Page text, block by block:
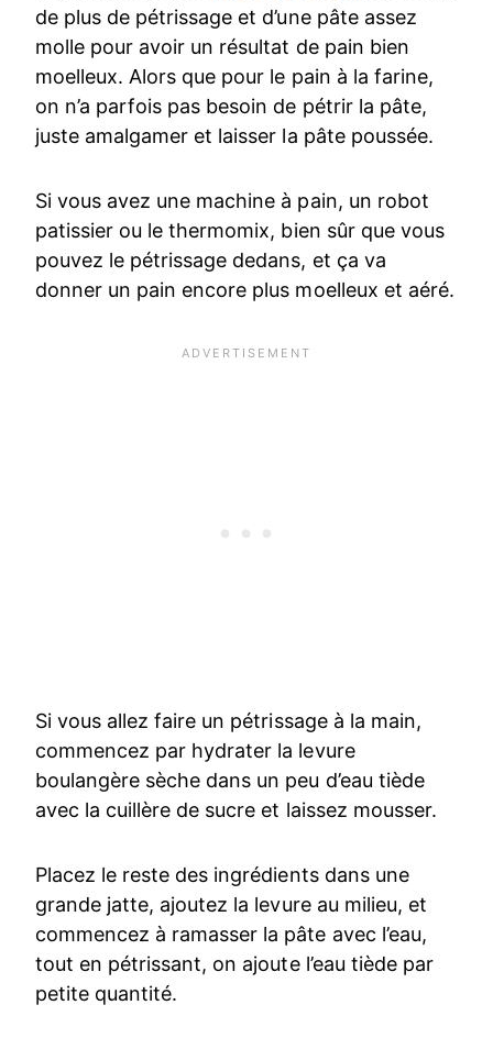
de plus de pétrissage et d’une pâte assez
molle pour avoir un résultat de pain bien
moelleux. Alors que pour le pain à la farine,
on n’a parfois pas besoin de pétrir la pâte,
juste amalgamer et laisser la pâte poussée.
Si vous avez une machine à pain, un robot
patissier ou le thermomix, bien sûr que vous
pouvez le pétrissage dedans, et ça va
donner un pain encore plus moelleux et aéré.
Si vous allez faire un pétrissage à la main,
commencez par hydrater la levure
boulangère sèche dans un peu d’eau tiède
avec la cuillère de sucre et laissez mousser.
Placez le reste des ingrédients dans une
grande jatte, ajoutez la levure au milieu, et
commencez à ramasser la pâte avec l’eau,
tout en pétrissant, on ajoute l’eau tiède par
petite quantité.